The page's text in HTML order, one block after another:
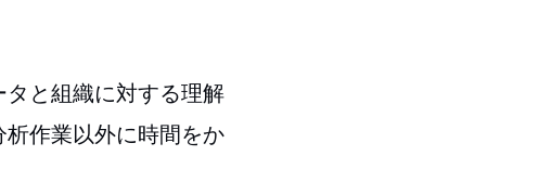
と組織に対する理解
作業以外に時間をか